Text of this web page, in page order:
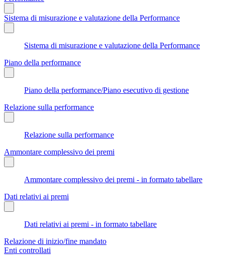
Sistema di misurazione e valutazione della Performance
Sistema di misurazione e valutazione della Performance
Piano della performance
Piano della performance/Piano esecutivo di gestione
Relazione sulla performance
Relazione sulla performance
Ammontare complessivo dei premi
Ammontare complessivo dei premi - in formato tabellare
Dati relativi ai premi
Dati relativi ai premi - in formato tabellare
Relazione di inizio/fine mandato
Enti controllati